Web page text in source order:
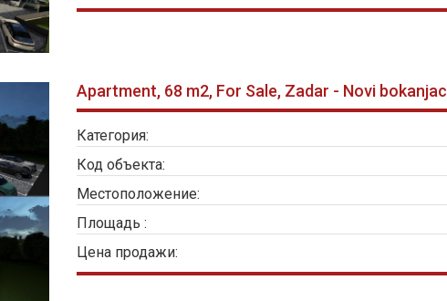
Apartment, 68 m2, For Sale, Zadar - Novi bokanjac
Категория:
Код объекта:
Местоположение:
Площадь :
Цена продажи: